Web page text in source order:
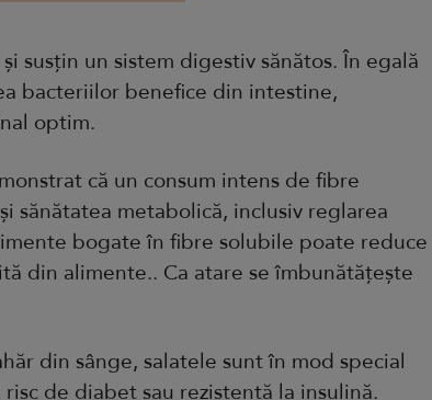
susțin un sistem digestiv sănătos. În egală
bacteriilor benefice din intestine,
optim.
că un consum intens de fibre
sănătatea metabolică, inclusiv reglarea
bogate în fibre solubile poate reduce
din alimente.. Ca atare se îmbunătățește
din sânge, salatele sunt în mod special
de diabet sau rezistență la insulină.